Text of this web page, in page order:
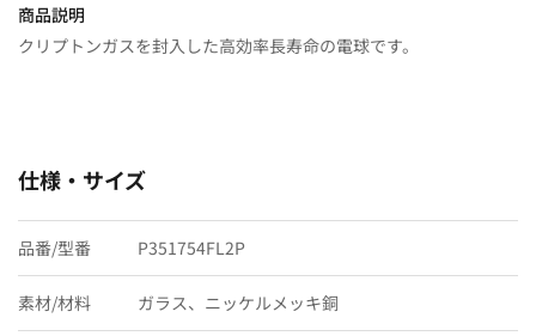
商品説明
クリプトンガスを封入した高効率長寿命の電球です。
仕様・サイズ
品番/型番 P351754FL2P
素材/材料 ガラス、ニッケルメッキ銅